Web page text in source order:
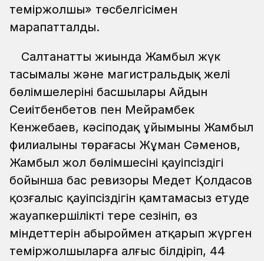
теміржолшы» төсбелгісімен
марапатталды.
Салтанатты жиында Жамбыл жүк
тасымалы және магистральдық желі
бөлімшелерінің басшылары Айдын
Сеиітбенбетов пен Мейрамбек
Кенжебаев, кәсіподақ ұйымының Жамбыл
филиалының төрағасы Жұман Сәменов,
Жамбыл жол бөлімшесінің қауіпсіздігі
бойынша бас ревизоры Медет Қолдасов
қозғалыс қауіпсіздігін қамтамасыз етуде
жауапкершілікті терең сезініп, өз
міндеттерін абыроймен атқарып жүрген
теміржолшыларға алғыс білдіріп, 44